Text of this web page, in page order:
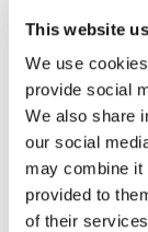
This website
We use
provide social
We also share
our social
may combine it
provided to
of their
My English
Via
Trustpilot